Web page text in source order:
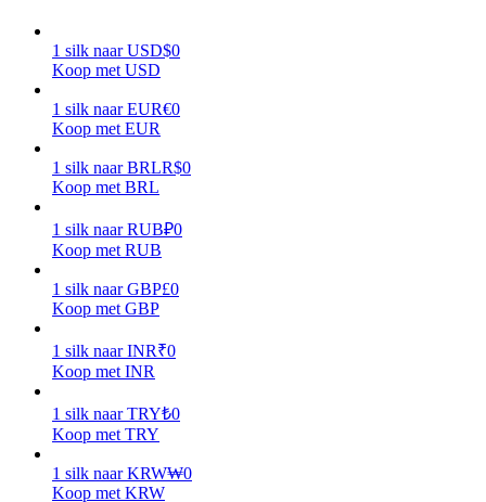
Verdienen
Macht varkentje
Verdien dagelijks competitieve beloningen
1 silk naar USD$0
Koop met USD
1 silk naar EUR€0
Koop met EUR
1 silk naar BRLR$0
Koop met BRL
1 silk naar RUB₽0
Koop met RUB
1 silk naar GBP£0
Koop met GBP
1 silk naar INR₹0
Koop met INR
1 silk naar TRY₺0
Koop met TRY
1 silk naar KRW₩0
Koop met KRW